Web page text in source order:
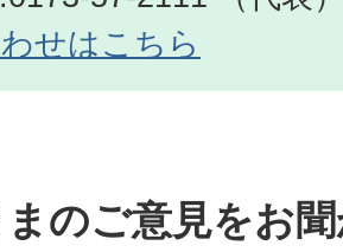
せはこちら
のご意見をお